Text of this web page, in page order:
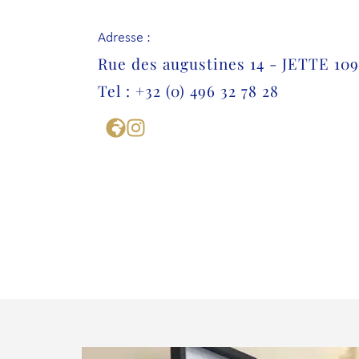
Adresse :
Rue des augustines 14 - JETTE
Tel : +32 (0) 496 32 78 28